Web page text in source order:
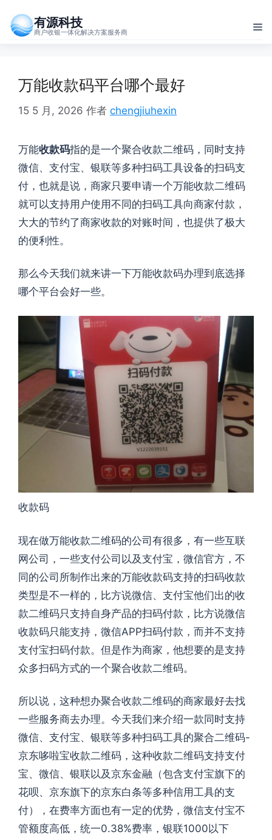
有源科技
商户收银一体化解决方案服务商 菜
万能收款码平台哪个最好
15 5 月, 2026 作者 chengjiuhexin
万能收款码指的是一个聚合收款二维码，同时支持
微信、支付宝、银联等多种扫码工具设备的扫码支
付，也就是说，商家只要申请一个万能收款二维码
就可以支持用户使用不同的扫码工具向商家付款，
大大的节约了商家收款的对账时间，也提供了极大
的便利性。
那么今天我们就来讲一下万能收款码办理到底选择
哪个平台会好一些。
收款码
现在做万能收款二维码的公司有很多，有一些互联
网公司，一些支付公司以及支付宝，微信官方，不
同的公司所制作出来的万能收款码支持的扫码收款
类型是不一样的，比方说微信、支付宝他们出的收
款二维码只支持自身产品的扫码付款，比方说微信
收款码只能支持，微信APP扫码付款，而并不支持
支付宝扫码付款。但是作为商家，他想要的是支持
众多扫码方式的一个聚合收款二维码。
所以说，这种想办聚合收款二维码的商家最好去找
一些服务商去办理。今天我们来介绍一款同时支持
微信、支付宝、银联等多种扫码工具的聚合二维码-
京东哆啦宝收款二维码，这种收款二维码支持支付
宝、微信、银联以及京东金融（包含支付宝旗下的
花呗、京东旗下的京东白条等多种信用工具的支
付），在费率方面也有一定的优势，微信支付宝不
管额度高低，统一0.38%费率，银联1000以下